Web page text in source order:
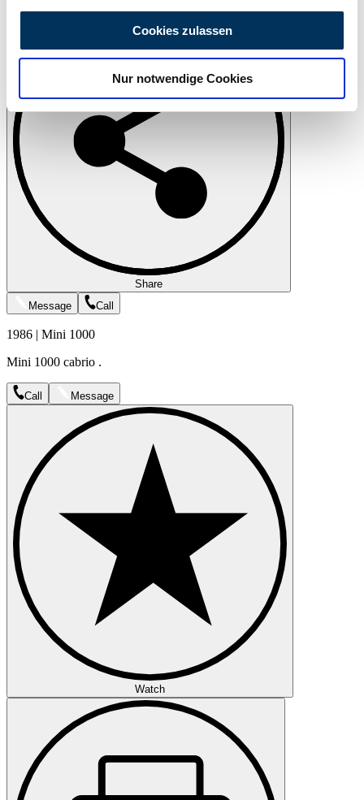
analysieren. Außerdem geben wir Informationen zu Ihrer
Verwendung unserer Website an unsere Partner für
soziale Medien, Werbung und Analysen weiter. Unsere
Partner führen diese Informationen möglicherweise mit
weiteren Daten zusammen, die Sie ihnen bereitgestellt
haben oder die sie im Rahmen Ihrer Nutzung der Dienste
gesammelt haben.
Datenschutzerklärung
Cookies zulassen
Nur notwendige Cookies
Share
Message
Call
1986 | Mini 1000
Mini 1000 cabrio .
Call Message
Watch